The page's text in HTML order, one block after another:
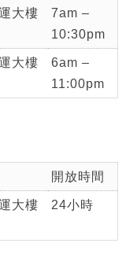
大樓
7am –
10:30pm
大樓
6am –
11:00pm
開放時間
大樓
24小時